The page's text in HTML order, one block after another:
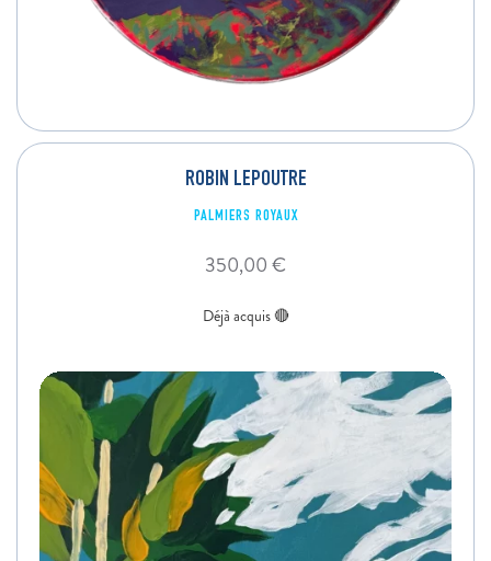
ROBIN LEPOUTRE
PALMIERS ROYAUX
350,00€